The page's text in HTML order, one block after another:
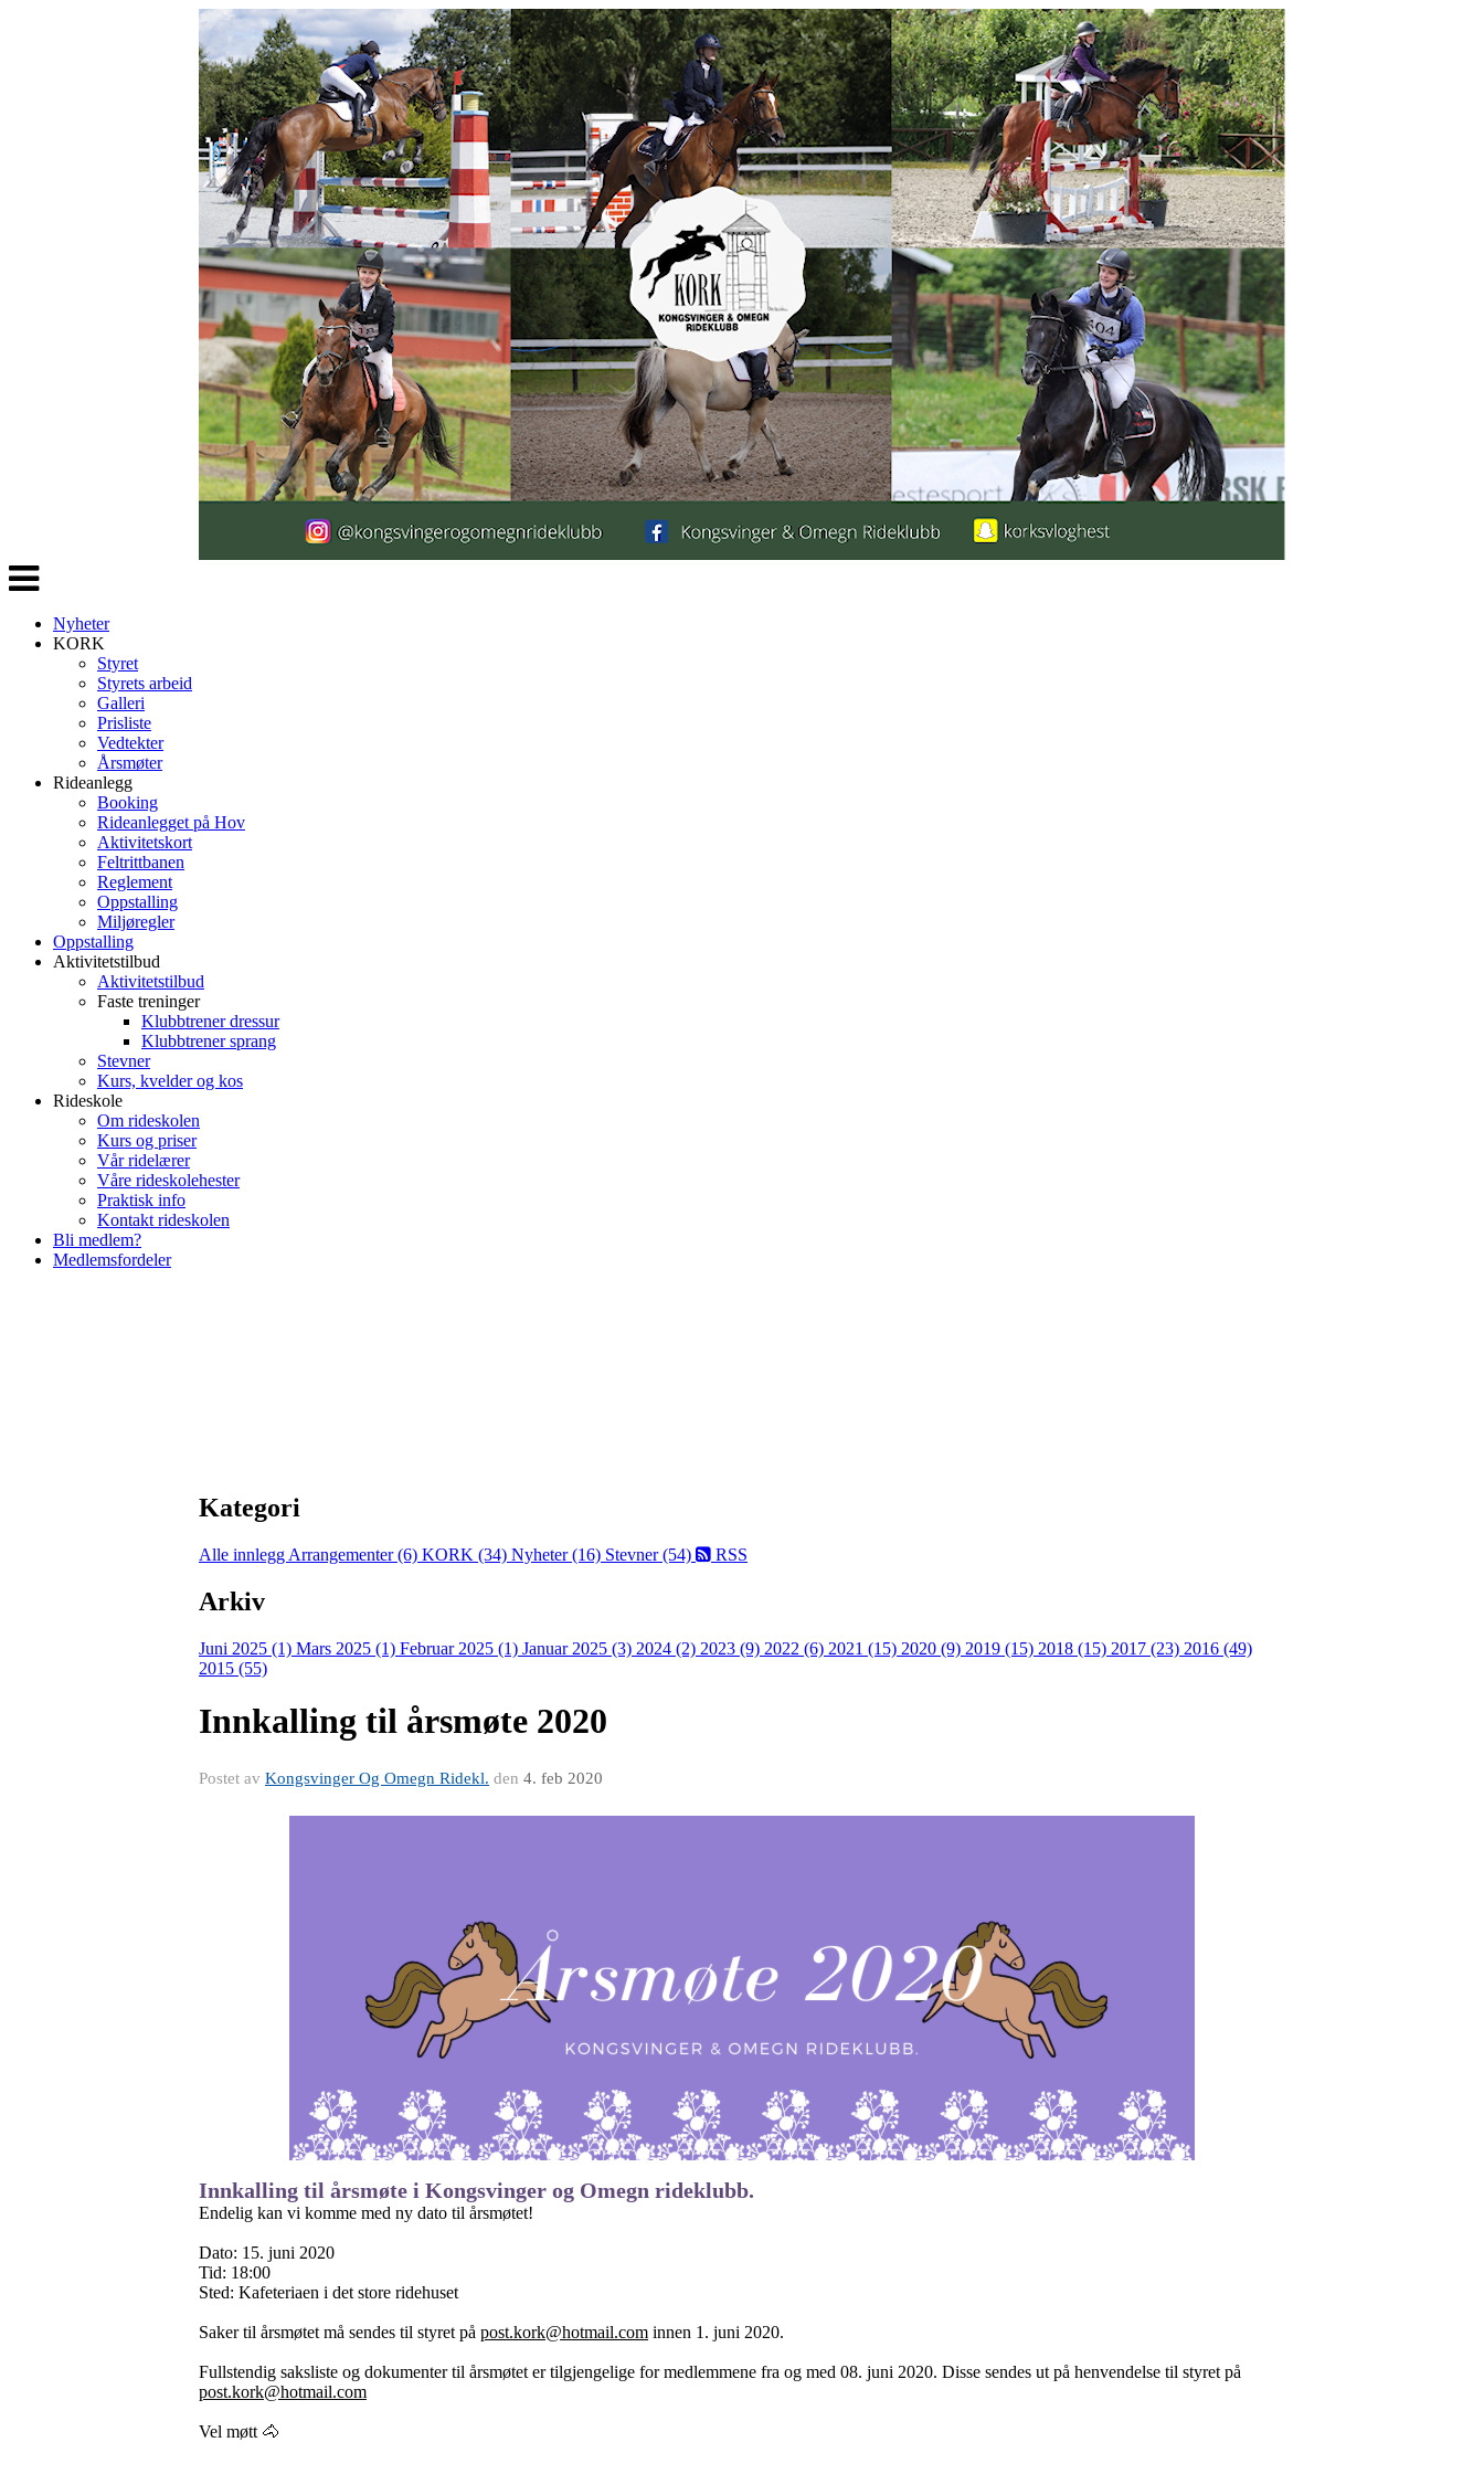
Veksle
navigasjon
Nyheter
KORK
Styret
Styrets arbeid
Galleri
Prisliste
Vedtekter
Årsmøter
Rideanlegg
Booking
Rideanlegget på Hov
Aktivitetskort
Feltrittbanen
Reglement
Oppstalling
Miljøregler
Oppstalling
Aktivitetstilbud
Aktivitetstilbud
Faste treninger
Klubbtrener dressur
Klubbtrener sprang
Stevner
Kurs, kvelder og kos
Rideskole
Om rideskolen
Kurs og priser
Vår ridelærer
Våre rideskolehester
Praktisk info
Kontakt rideskolen
Bli medlem?
Medlemsfordeler
Kategori
Alle innlegg Arrangementer (6) KORK (34) Nyheter (16) Stevner (54) RSS
Arkiv
Juni 2025 (1) Mars 2025 (1) Februar 2025 (1) Januar 2025 (3) 2024 (2) 2023 (9) 2022 (6) 2021 (15) 2020 (9) 2019 (15) 2018 (15) 2017 (23) 2016 (49)
2015 (55)
Innkalling til årsmøte 2020
Postet av Kongsvinger Og Omegn Ridekl. den 4. feb 2020
Innkalling til årsmøte i Kongsvinger og Omegn rideklubb.
Endelig kan vi komme med ny dato til årsmøtet!
Dato: 15. juni 2020
Tid: 18:00
Sted: Kafeteriaen i det store ridehuset
Saker til årsmøtet må sendes til styret på post.kork@hotmail.com innen 1. juni 2020.
Fullstendig saksliste og dokumenter til årsmøtet er tilgjengelige for medlemmene fra og med 08. juni 2020. Disse sendes ut på henvendelse til styret på
post.kork@hotmail.com
Vel møtt 🐴